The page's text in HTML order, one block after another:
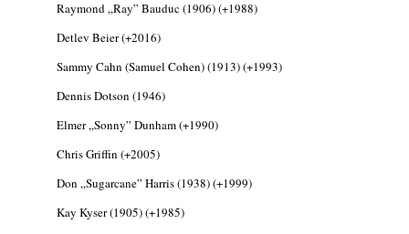
„Shinola”
2026. augusztus 04.
Kikkel beszéltem 2.0 – 5. rész: D
Lemezek a hatvanas-hetvenes évekből - 84.
rész: Irving Ashby – Memoirs
2026. augusztus 04.
10 éve halt meg lapunk főszerkesztő-
helyettese, Csányi Attila
Raymond „Ray” Bauduc (1906) (+1988)
Detlev Beier (+2016)
Sammy Cahn (Samuel Cohen) (1913) (+1993)
Dennis Dotson (1946)
Elmer „Sonny” Dunham (+1990)
Chris Griffin (+2005)
Don „Sugarcane” Harris (1938) (+1999)
Kay Kyser (1905) (+1985)